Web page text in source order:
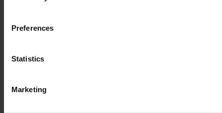
Preferences
Statistics
Marketing